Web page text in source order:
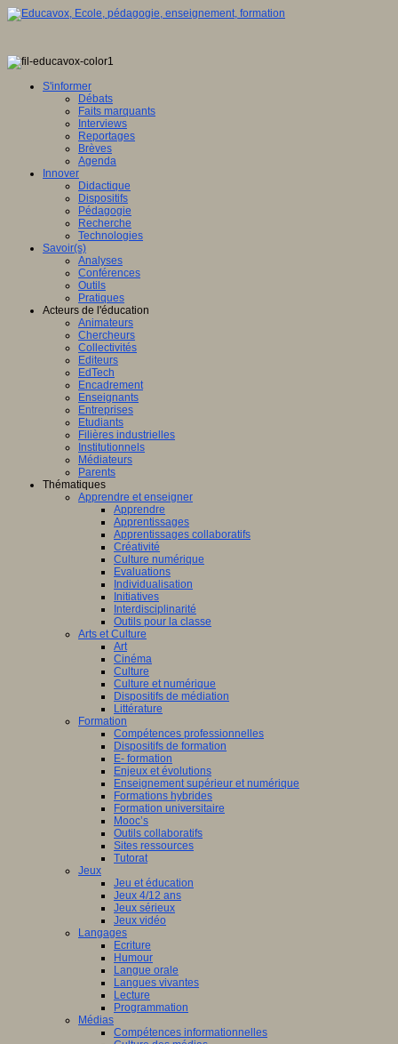
S'informer
Débats
Faits marquants
Interviews
Reportages
Brèves
Agenda
Innover
Didactique
Dispositifs
Pédagogie
Recherche
Technologies
Savoir(s)
Analyses
Conférences
Outils
Pratiques
Acteurs de l'éducation
Animateurs
Chercheurs
Collectivités
Editeurs
EdTech
Encadrement
Enseignants
Entreprises
Etudiants
Filières industrielles
Institutionnels
Médiateurs
Parents
Thématiques
Apprendre et enseigner
Apprendre
Apprentissages
Apprentissages collaboratifs
Créativité
Culture numérique
Evaluations
Individualisation
Initiatives
Interdisciplinarité
Outils pour la classe
Arts et Culture
Art
Cinéma
Culture
Culture et numérique
Dispositifs de médiation
Littérature
Formation
Compétences professionnelles
Dispositifs de formation
E- formation
Enjeux et évolutions
Enseignement supérieur et numérique
Formations hybrides
Formation universitaire
Mooc’s
Outils collaboratifs
Sites ressources
Tutorat
Jeux
Jeu et éducation
Jeux 4/12 ans
Jeux sérieux
Jeux vidéo
Langages
Ecriture
Humour
Langue orale
Langues vivantes
Lecture
Programmation
Médias
Compétences informationnelles